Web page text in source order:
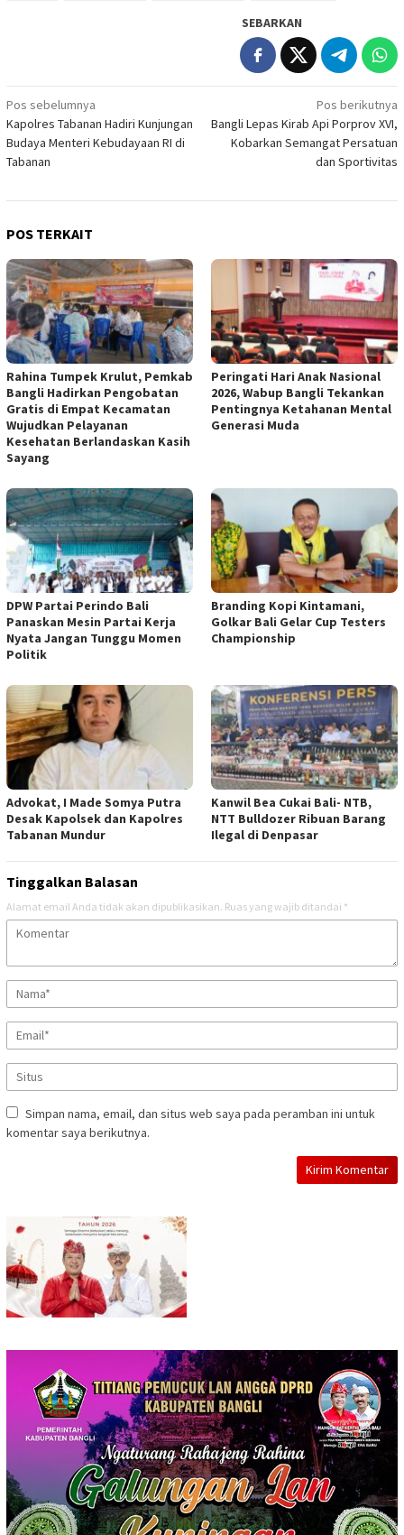
SEBARKAN
Navigasi
pos
Pos sebelumnya
Kapolres Tabanan Hadiri Kunjungan
Budaya Menteri Kebudayaan RI di
Tabanan
Pos berikutnya
Bangli Lepas Kirab Api Porprov XVI,
Kobarkan Semangat Persatuan
dan Sportivitas
POS TERKAIT
Rahina Tumpek Krulut, Pemkab
Bangli Hadirkan Pengobatan
Gratis di Empat Kecamatan
Wujudkan Pelayanan
Kesehatan Berlandaskan Kasih
Sayang
Peringati Hari Anak Nasional
2026, Wabup Bangli Tekankan
Pentingnya Ketahanan Mental
Generasi Muda
DPW Partai Perindo Bali
Panaskan Mesin Partai Kerja
Nyata Jangan Tunggu Momen
Politik
Branding Kopi Kintamani,
Golkar Bali Gelar Cup Testers
Championship
Advokat, I Made Somya Putra
Desak Kapolsek dan Kapolres
Tabanan Mundur
Kanwil Bea Cukai Bali- NTB,
NTT Bulldozer Ribuan Barang
Ilegal di Denpasar
Tinggalkan Balasan
Alamat email Anda tidak akan dipublikasikan. Ruas yang wajib ditandai *
Simpan nama, email, dan situs web saya pada peramban ini untuk
komentar saya berikutnya.